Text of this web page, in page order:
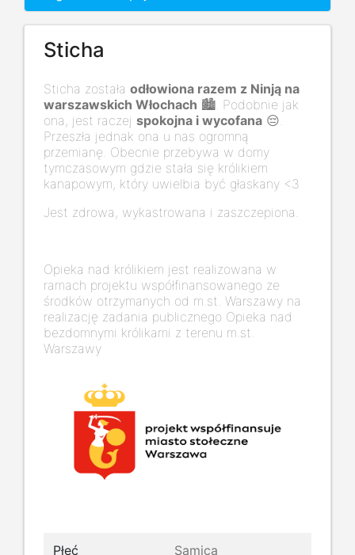
Sticha
Sticha została odłowiona razem z Ninją na
warszawskich Włochach 🏙️. Podobnie jak
ona, jest raczej spokojna i wycofana 😔.
Przeszła jednak ona u nas ogromną
przemianę. Obecnie przebywa w domy
tymczasowym gdzie stała się królikiem
kanapowym, który uwielbia być głaskany <3
Jest zdrowa, wykastrowana i zaszczepiona.
Opieka nad królikiem jest realizowana w
ramach projektu współfinansowanego ze
środków otrzymanych od m.st. Warszawy na
realizację zadania publicznego Opieka nad
bezdomnymi królikami z terenu m.st.
Warszawy
Płeć Samica